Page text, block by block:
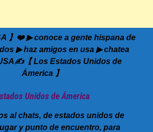
】❤️ ▶ conoce a gente hispana de
▶ haz amigos en usa ▶ chatea
【 Los Estados Unidos de
Ámerica 】
Unidos de Ámerica
al chats, de estados unidos de
y punto de encuentro, para